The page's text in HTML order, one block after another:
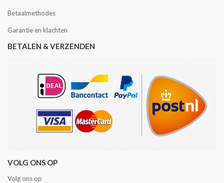
Betaalmethodes
Garantie en klachten
BETALEN & VERZENDEN
VOLG ONS OP
Volg ons op